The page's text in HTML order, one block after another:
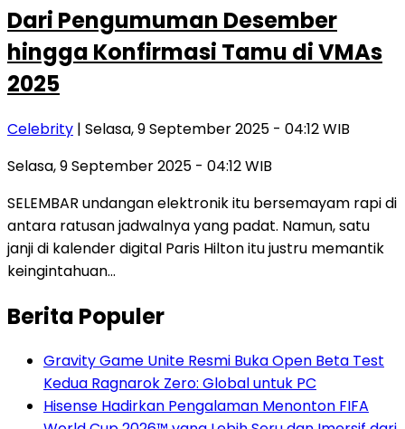
Dari Pengumuman Desember
hingga Konfirmasi Tamu di VMAs
2025
Celebrity | Selasa, 9 September 2025 - 04:12 WIB
Selasa, 9 September 2025 - 04:12 WIB
SELEMBAR undangan elektronik itu bersemayam rapi di
antara ratusan jadwalnya yang padat. Namun, satu
janji di kalender digital Paris Hilton itu justru memantik
keingintahuan…
Berita Populer
Gravity Game Unite Resmi Buka Open Beta Test
Kedua Ragnarok Zero: Global untuk PC
Hisense Hadirkan Pengalaman Menonton FIFA